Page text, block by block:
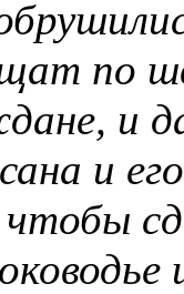
по
и
и